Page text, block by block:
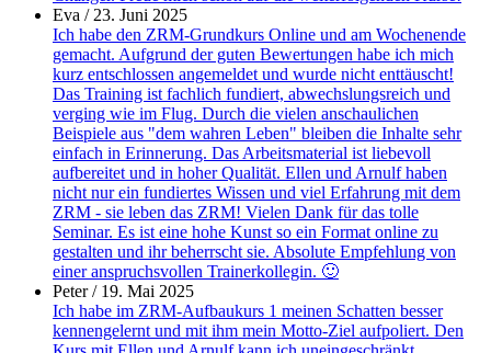
Eva / 23. Juni 2025
Ich habe den ZRM-Grundkurs Online und am Wochenende
gemacht. Aufgrund der guten Bewertungen habe ich mich
kurz entschlossen angemeldet und wurde nicht enttäuscht!
Das Training ist fachlich fundiert, abwechslungsreich und
verging wie im Flug. Durch die vielen anschaulichen
Beispiele aus "dem wahren Leben" bleiben die Inhalte sehr
einfach in Erinnerung. Das Arbeitsmaterial ist liebevoll
aufbereitet und in hoher Qualität. Ellen und Arnulf haben
nicht nur ein fundiertes Wissen und viel Erfahrung mit dem
ZRM - sie leben das ZRM! Vielen Dank für das tolle
Seminar. Es ist eine hohe Kunst so ein Format online zu
gestalten und ihr beherrscht sie. Absolute Empfehlung von
einer anspruchsvollen Trainerkollegin. 🙂
Peter/ 19. Mai 2025
Ich habe im ZRM-Aufbaukurs 1 meinen Schatten besser
kennengelernt und mit ihm mein Motto-Ziel aufpoliert. Den